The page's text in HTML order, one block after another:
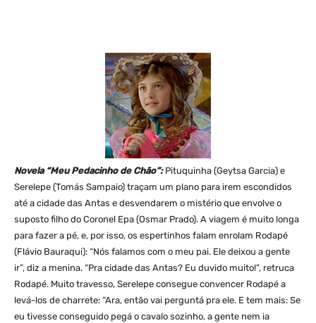
Novela “Meu Pedacinho de Chão”:Pituquinha (Geytsa Garcia) e
Serelepe (Tomás Sampaio) traçam um plano para irem escondidos
até a cidade das Antas e desvendarem o mistério que envolve o
suposto filho do Coronel Epa (Osmar Prado). A viagem é muito longa
para fazer a pé, e, por isso, os espertinhos falam enrolam Rodapé
(Flávio Bauraqui): “Nós falamos com o meu pai. Ele deixou a gente
ir”, diz a menina. “Pra cidade das Antas? Eu duvido muito!”, retruca
Rodapé. Muito travesso, Serelepe consegue convencer Rodapé a
levá-los de charrete: “Ara, então vai perguntá pra ele. E tem mais: Se
eu tivesse conseguido pegá o cavalo sozinho, a gente nem ia